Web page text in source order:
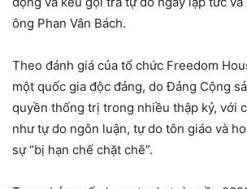
ông Phan Vân Bách.
Theo đánh giá của tổ chức Freedom
một quốc gia độc đảng, do Đảng Cộng
quyền thống trị trong nhiều thập kỷ, với
như tự do ngôn luận, tự do tôn giáo và
sự “bị hạn chế chặt chẽ”.